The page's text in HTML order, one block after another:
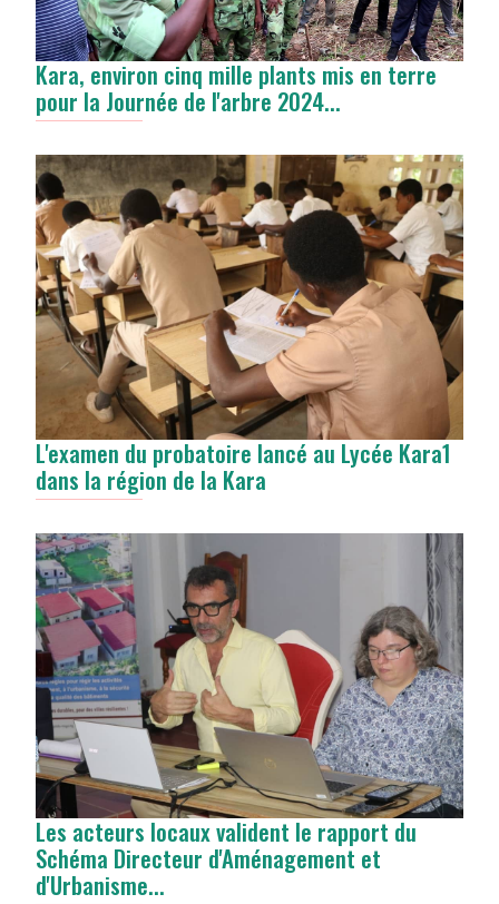
Kara, environ cinq mille plants mis en terre
pour la Journée de l'arbre 2024...
L'examen du probatoire lancé au Lycée Kara1
dans la région de la Kara
Les acteurs locaux valident le rapport du
Schéma Directeur d'Aménagement et
d'Urbanisme...